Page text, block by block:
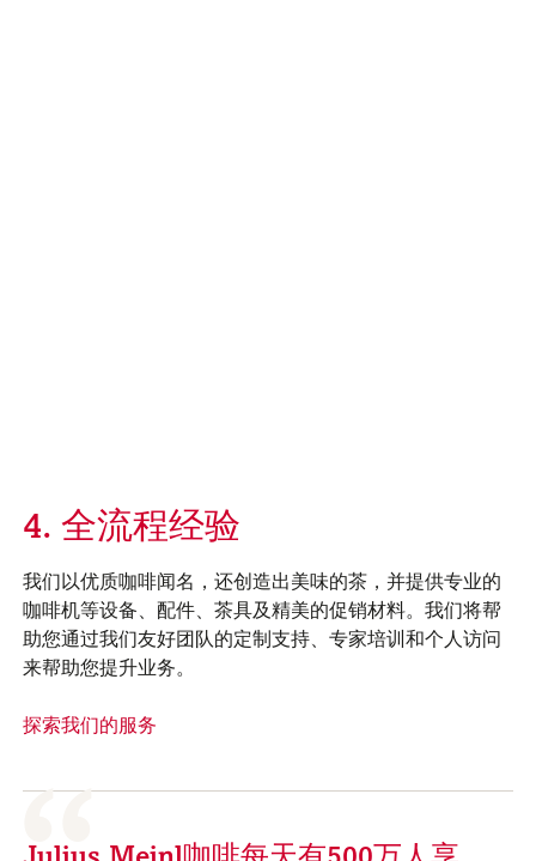
4. 全流程经验
我们以优质咖啡闻名，还创造出美味的茶，并提供专业的
咖啡机等设备、配件、茶具及精美的促销材料。我们将帮
助您通过我们友好团队的定制支持、专家培训和个人访问
来帮助您提升业务。
探索我们的服务